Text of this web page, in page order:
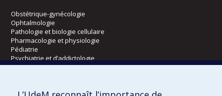
Obstétrique-gynécologie
Ophtalmologie
Pathologie et biologie cellulaire
Pharmacologie et physiologie
Pédiatrie
Psychiatrie et d’addictologie
Radiologie, radio-oncologie et médecine nucléaire